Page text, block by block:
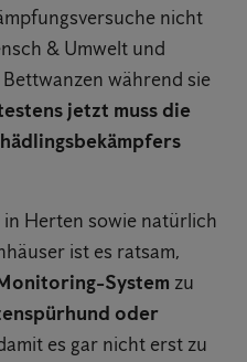
nicht
& Umwelt und
während sie
jetzt muss die
Herten sowie natürlich
ist es ratsam,
System zu
oder
es gar nicht erst zu